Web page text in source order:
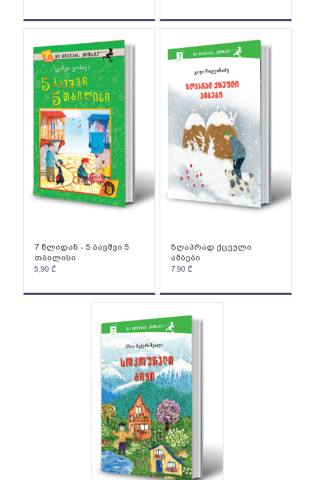
7 წლიდან - 5 ბავშვი 5
თბილისი
5,90 ₾
ზღაპრად ქცეული
ამბები
7.90 ₾